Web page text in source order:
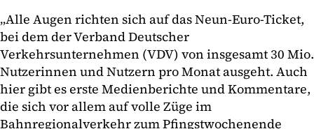
„Alle Augen richten sich auf das Neun-Euro-Ticket,
bei dem der Verband Deutscher
Verkehrsunternehmen (VDV) von insgesamt 30 Mio.
Nutzerinnen und Nutzern pro Monat ausgeht. Auch
hier gibt es erste Medienberichte und Kommentare,
die sich vor allem auf volle Züge im
Bahnregionalverkehr zum Pfingstwochenende